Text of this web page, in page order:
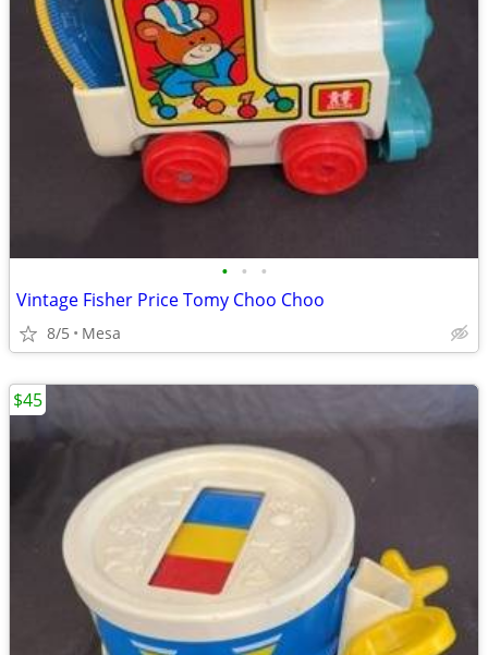
• • •
Vintage Fisher Price Tomy Choo Choo
8/5 Mesa
$45